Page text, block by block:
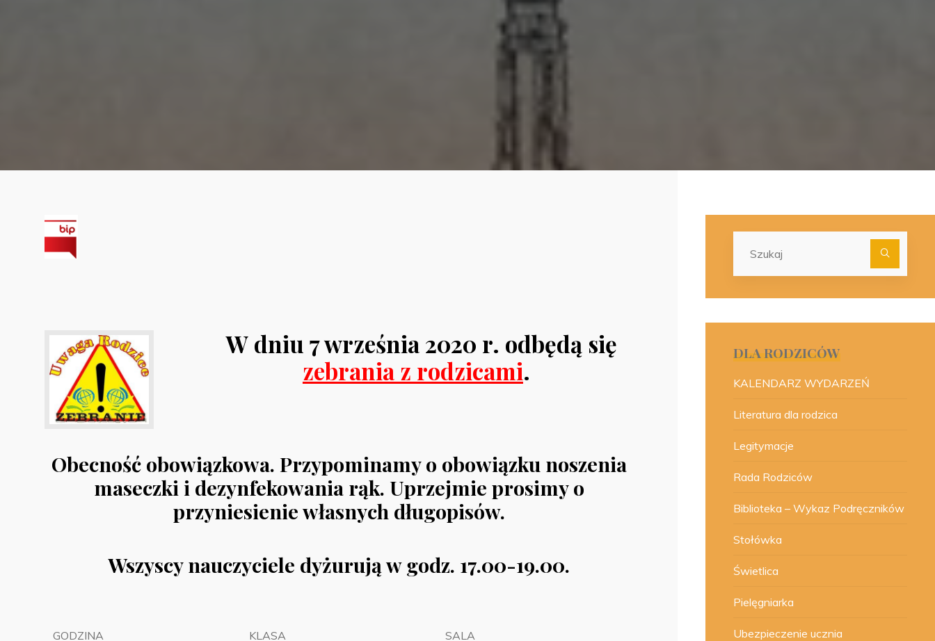
W dniu 7 września 2020 r. odbędą się
zebrania z rodzicami.
Obecność obowiązkowa. Przypominamy o obowiązku noszenia
maseczki i dezynfekowania rąk. Uprzejmie prosimy o
przyniesienie własnych długopisów.
Wszyscy nauczyciele dyżurują w godz. 17.00-19.00.
GODZINA KLASA SALA
DLA RODZICÓW
KALENDARZ WYDARZEŃ
Literatura dla rodzica
Legitymacje
Rada Rodziców
Biblioteka – Wykaz Podręczników
Stołówka
Świetlica
Pielęgniarka
Ubezpieczenie ucznia